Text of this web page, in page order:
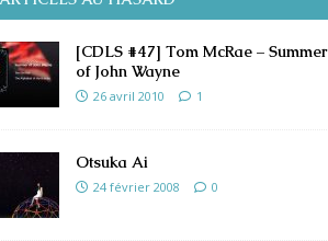
[CDLS #47] Tom McRae – Summer
of John Wayne
26 avril 2010 1
Otsuka Ai
24 février 2008 0